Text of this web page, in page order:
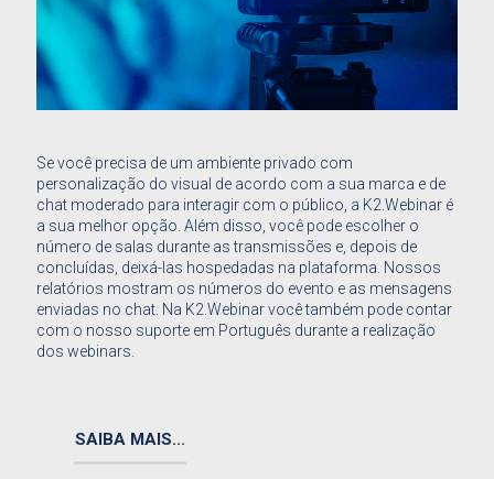
Se você precisa de um ambiente privado com
personalização do visual de acordo com a sua marca e de
chat moderado para interagir com o público, a K2.Webinar é
a sua melhor opção. Além disso, você pode escolher o
número de salas durante as transmissões e, depois de
concluídas, deixá-las hospedadas na plataforma. Nossos
relatórios mostram os números do evento e as mensagens
enviadas no chat. Na K2.Webinar você também pode contar
com o nosso suporte em Português durante a realização
dos webinars.
SAIBA MAIS...